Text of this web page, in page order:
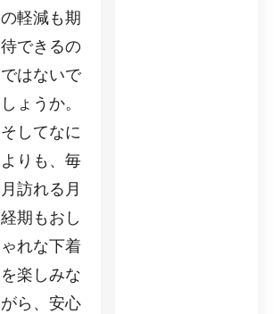
の軽減も期
待できるの
ではないで
しょうか。
そしてなに
よりも、毎
月訪れる月
経期もおし
ゃれな下着
を楽しみな
がら、安心